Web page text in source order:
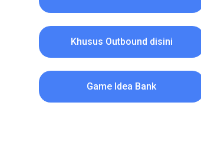
Khusus Outbound disini
Game Idea Bank